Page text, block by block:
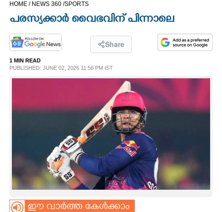
CINEMA
OPINION
PHOTOS
ART
ASTRO
HOME / NEWS 360 /SPORTS
പരസ്യക്കാർ വൈഭവിന് പിന്നാലെ
Share
1 MIN READ
PUBLISHED: JUNE 02, 2026 11:56 PM IST
ഈ വാർത്ത കേൾക്കാം